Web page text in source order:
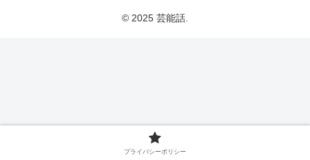
© 2025 芸能話.
プライバシーポリシー